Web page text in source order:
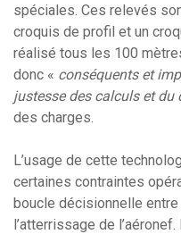
spéciales. Ces relevés
croquis de profil et un
réalisé tous les 100
donc « conséquents et
justesse des calculs et du
des charges.
L’usage de cette
certaines contraintes
boucle décisionnelle
l’atterrissage de